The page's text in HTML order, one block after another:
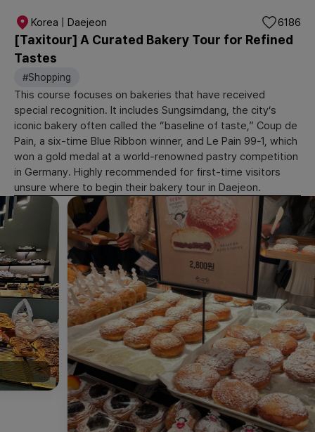
Korea | Daejeon
[Taxitour] A Curated Bakery Tour for Refined
Tastes
6186
#Shopping
This course focuses on bakeries that have received
special recognition. It includes Sungsimdang, the city’s
iconic bakery often called the “baseline of taste,” Coup de
Pain, a six-time Blue Ribbon winner, and Le Pain 99‑1, which
won a gold medal at a world-renowned pastry competition
in Germany. Highly recommended for first-time visitors
unsure where to begin their bakery tour in Daejeon.